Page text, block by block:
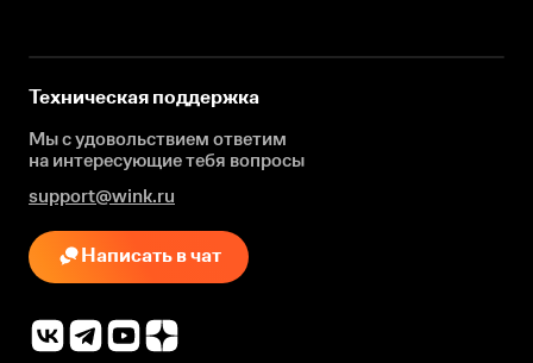
Техническая поддержка
Мы с удовольствием ответим
на интересующиетебя вопросы
support@wink.ru
Написать в чат